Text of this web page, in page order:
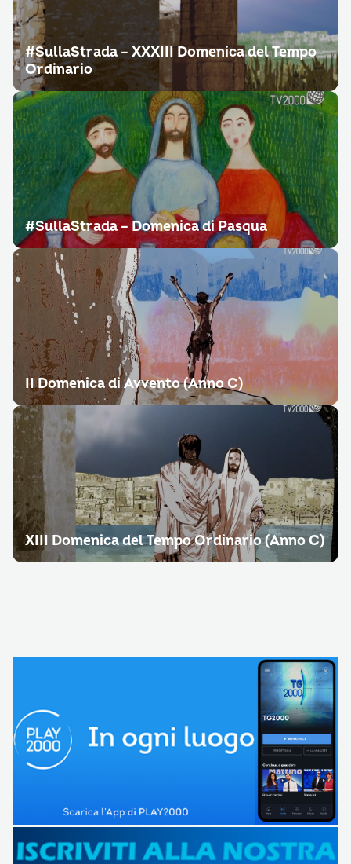
#SullaStrada – XXXIII Domenica del Tempo
Ordinario
#SullaStrada – Domenica di Pasqua
II Domenica di Avvento (Anno C)
XIII Domenica del Tempo Ordinario (Anno C)